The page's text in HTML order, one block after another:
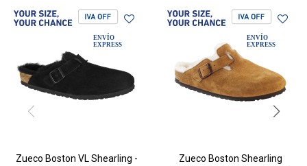
Zueco Boston VL Shearling -
Zueco Boston Shearling